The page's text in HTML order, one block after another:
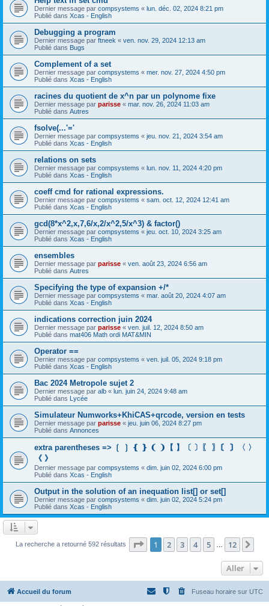
Dernier message par compsystems « lun. déc. 02, 2024 8:21 pm
Publié dans Xcas - English
Debugging a program
Dernier message par ftneek « ven. nov. 29, 2024 12:13 am
Publié dans Bugs
Complement of a set
Dernier message par compsystems « mer. nov. 27, 2024 4:50 pm
Publié dans Xcas - English
racines du quotient de x^n par un polynome fixe
Dernier message par parisse « mar. nov. 26, 2024 11:03 am
Publié dans Autres
fsolve(...'='
Dernier message par compsystems « jeu. nov. 21, 2024 3:54 am
Publié dans Xcas - English
relations on sets
Dernier message par compsystems « lun. nov. 11, 2024 4:20 pm
Publié dans Xcas - English
coeff cmd for rational expressions.
Dernier message par compsystems « sam. oct. 12, 2024 12:41 am
Publié dans Xcas - English
gcd(8*x^2,x,7,6/x,2/x^2,5/x^3) & factor()
Dernier message par compsystems « jeu. oct. 10, 2024 3:25 am
Publié dans Xcas - English
ensembles
Dernier message par parisse « ven. août 23, 2024 6:56 am
Publié dans Autres
Specifying the type of expansion +/*
Dernier message par compsystems « mar. août 20, 2024 4:07 am
Publié dans Xcas - English
indications correction juin 2024
Dernier message par parisse « ven. juil. 12, 2024 8:50 am
Publié dans mat406 Math ordi MAT&MIN
Operator ==
Dernier message par compsystems « ven. juil. 05, 2024 9:18 pm
Publié dans Xcas - English
Bac 2024 Metropole sujet 2
Dernier message par alb « lun. juin 24, 2024 9:48 am
Publié dans Lycée
Simulateur Numworks+KhiCAS+qrcode, version en tests
Dernier message par parisse « jeu. juin 06, 2024 8:27 pm
Publié dans Annonces
extra parentheses => ❲ ❳ ❴ ❵ ❨ ❩【 】〔 〕〖 〗〘 〙〈 〉
《 》
Dernier message par compsystems « dim. juin 02, 2024 6:00 pm
Publié dans Xcas - English
Output in the solution of an inequation list[] or set[]
Dernier message par compsystems « dim. juin 02, 2024 5:24 pm
Publié dans Xcas - English
La recherche a retourné 592 résultats Page 1sur12
1 2 3 4 5 12
Aller
Accueil du forum Fuseau horaire sur UTC